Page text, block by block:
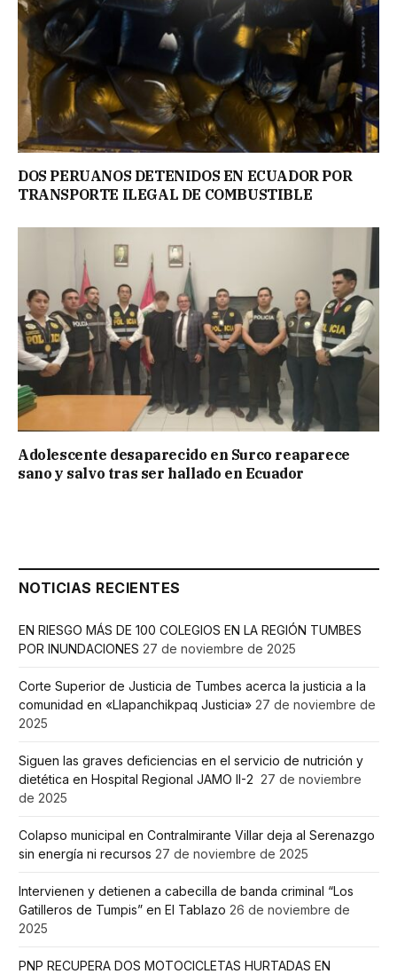
DOS PERUANOS DETENIDOS EN ECUADOR POR
TRANSPORTE ILEGAL DE COMBUSTIBLE
Adolescente desaparecido en Surco reaparece
sano y salvo tras ser hallado en Ecuador
NOTICIAS RECIENTES
EN RIESGO MÁS DE 100 COLEGIOS EN LA REGIÓN TUMBES
POR INUNDACIONES 27 de noviembre de 2025
Corte Superior de Justicia de Tumbes acerca la justicia a la
comunidad en «Llapanchikpaq Justicia» 27 de noviembre de
2025
Siguen las graves deficiencias en el servicio de nutrición y
dietética en Hospital Regional JAMO II-2 27 de noviembre
de 2025
Colapso municipal en Contralmirante Villar deja al Serenazgo
sin energía ni recursos 27 de noviembre de 2025
Intervienen y detienen a cabecilla de banda criminal “Los
Gatilleros de Tumpis” en El Tablazo 26 de noviembre de
2025
PNP RECUPERA DOS MOTOCICLETAS HURTADAS EN